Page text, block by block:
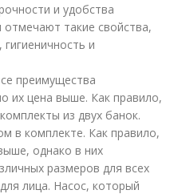
и удобства
такие свойства,
и
преимущества
их цена выше. Как правило,
из двух банок.
в комплекте. Как правило,
однако в них
размеров для всех
лица. Насос, который